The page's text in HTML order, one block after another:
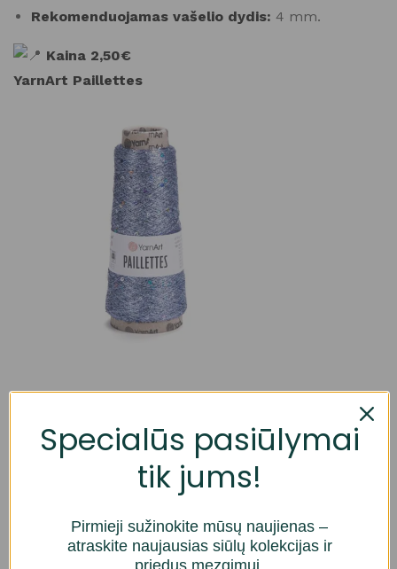
Rekomenduojamas vašelio dydis: 4 mm.
Kaina 2,50€
YarnArt Paillettes
(Spalva: 8003)
Sudėtis:100% poliesteris
50 g.= maždaug 800 m.
Rekomenduojamas vašelio dydis:3 mm.
Specialūs pasiūlymai
tik jums!
Pirmieji sužinokite mūsų naujienas –
atraskite naujausias siūlų kolekcijas ir
priedus mezgimui.